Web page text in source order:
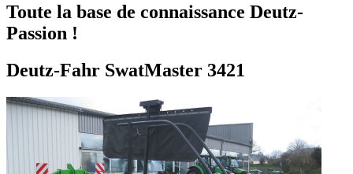
Toute la base de connaissance Deutz-
Passion !
Deutz-Fahr SwatMaster 3421